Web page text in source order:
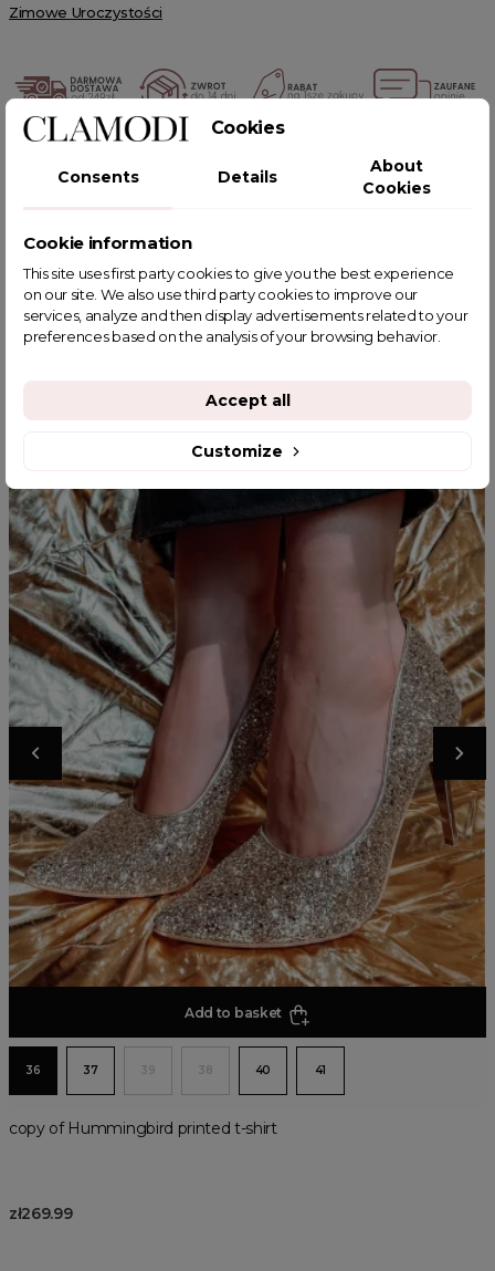
Zimowe Uroczystości
YOU MIGHT ALSO LIKE
Add to basket
36 37 39 38 40 41
copy of Hummingbird printed t-shirt
zł269.99
Cookies
Consents Details
About
Cookies
Cookie information
This site uses first party cookies to give you the best experience
on our site. We also use third party cookies to improve our
services, analyze and then display advertisements related to your
preferences based on the analysis of your browsing behavior.
Customize
Accept all